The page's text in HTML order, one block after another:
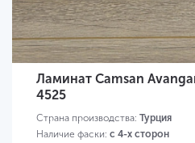
Ламинат Camsan
4525
Страна производства: Турция
Наличие фаски: с 4-х сторон